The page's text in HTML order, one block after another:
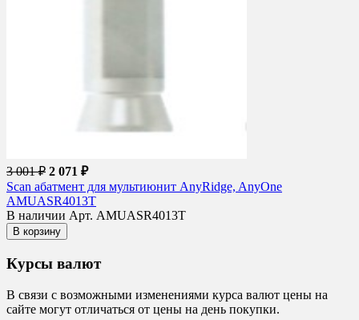
3 001 ₽ 2 071 ₽
Scan абатмент для мультиюнит AnyRidge, AnyOne
AMUASR4013T
В наличии Арт. AMUASR4013T
В корзину
Курсы валют
В связи с возможными изменениями курса валют цены на
сайте могут отличаться от цены на день покупки.